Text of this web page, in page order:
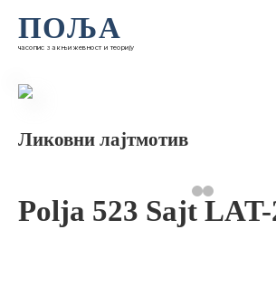
ПОЉА
часопис за књижевност и теорију
Ликовни лајтмотив
Polja 523 Sajt LAT-